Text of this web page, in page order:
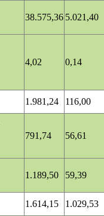
38.575,36 5.021,40
4,02 0,14
1.981,24
116,00
791,74 56,61
1.189,50 59,39
1.614,15
1.029,53